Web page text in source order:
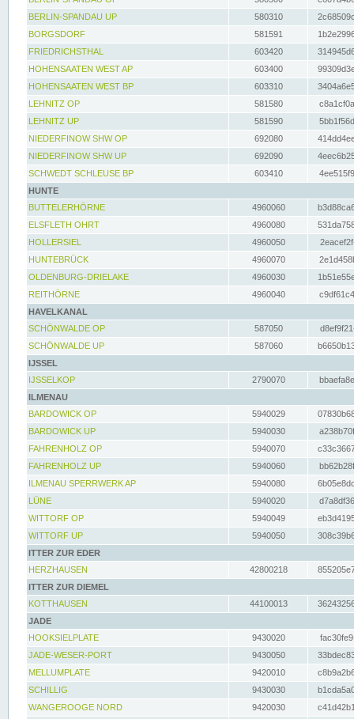
BERLIN-SPANDAU UP
580310
BORGSDORF
581591
FRIEDRICHSTHAL
603420
HOHENSAATEN WEST AP
603400
HOHENSAATEN WEST BP
603310
LEHNITZ OP
581580
LEHNITZ UP
581590
NIEDERFINOW SHW OP
692080
NIEDERFINOW SHW UP
692090
SCHWEDT SCHLEUSE BP
603410
HUNTE
BUTTELERHÖRNE
4960060
ELSFLETH OHRT
4960080
HOLLERSIEL
4960050
HUNTEBRÜCK
4960070
OLDENBURG-DRIELAKE
4960030
REITHÖRNE
4960040
HAVELKANAL
SCHÖNWALDE OP
587050
SCHÖNWALDE UP
587060
IJSSEL
IJSSELKOP
2790070
ILMENAU
BARDOWICK OP
5940029
BARDOWICK UP
5940030
FAHRENHOLZ OP
5940070
FAHRENHOLZ UP
5940060
ILMENAU SPERRWERK AP
5940080
LÜNE
5940020
WITTORF OP
5940049
WITTORF UP
5940050
ITTER ZUR EDER
HERZHAUSEN
42800218
ITTER ZUR DIEMEL
KOTTHAUSEN
44100013
JADE
HOOKSIELPLATE
9430020
JADE-WESER-PORT
9430050
MELLUMPLATE
9420010
SCHILLIG
9430030
WANGEROOGE NORD
9420030